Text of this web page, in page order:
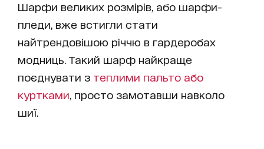
Шарфи великих розмірів, або шарфи-
пледи, вже встигли стати
найтрендовішою річчю в гардеробах
модниць. Такий шарф найкраще
поєднувати з теплими пальто або
куртками , просто замотавши навколо
шиї.